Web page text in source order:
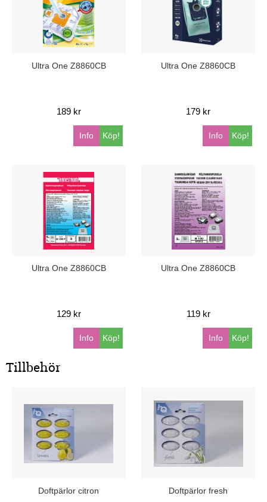
Ultra One Z8860CB
189 kr
Köp!
Info
Ultra One Z8860CB
179 kr
Köp!
Info
Ultra One Z8860CB
129 kr
Köp!
Info
Ultra One Z8860CB
119 kr
Köp!
Info
Tillbehör
Doftpärlor citron Doftpärlor fresh